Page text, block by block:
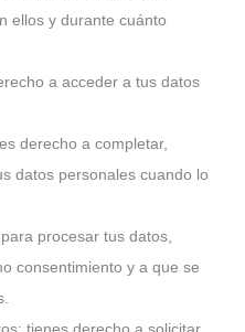
ellos y durante cuánto
a acceder a tus datos
derecho a completar,
datos personales cuando lo
procesar tus datos,
consentimiento y a que se